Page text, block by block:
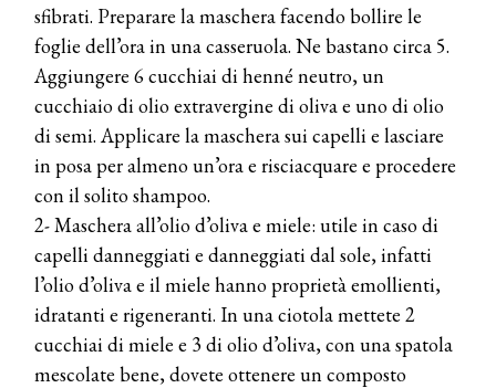
sfibrati. Preparare la maschera facendo bollire le
foglie dell’ora in una casseruola. Ne bastano circa 5.
Aggiungere 6 cucchiai di henné neutro, un
cucchiaio di olio extravergine di oliva e uno di olio
di semi. Applicare la maschera sui capelli e lasciare
in posa per almeno un’ora e risciacquare e procedere
con il solito shampoo.
2- Maschera all’olio d’oliva e miele: utile in caso di
capelli danneggiati e danneggiati dal sole, infatti
l’olio d’oliva e il miele hanno proprietà emollienti,
idratanti e rigeneranti. In una ciotola mettete 2
cucchiai di miele e 3 di olio d’oliva, con una spatola
mescolate bene, dovete ottenere un composto